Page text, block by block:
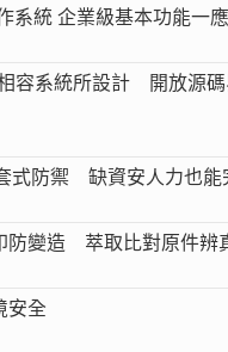
系統 企業級基本功能一
容系統所設計 開放源
式防禦 缺資安人力也能
防變造 萃取比對原件辨
安全